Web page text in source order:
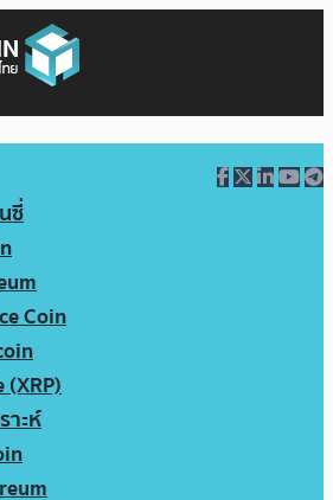
ซี่
Coin
(XRP)
าะห์